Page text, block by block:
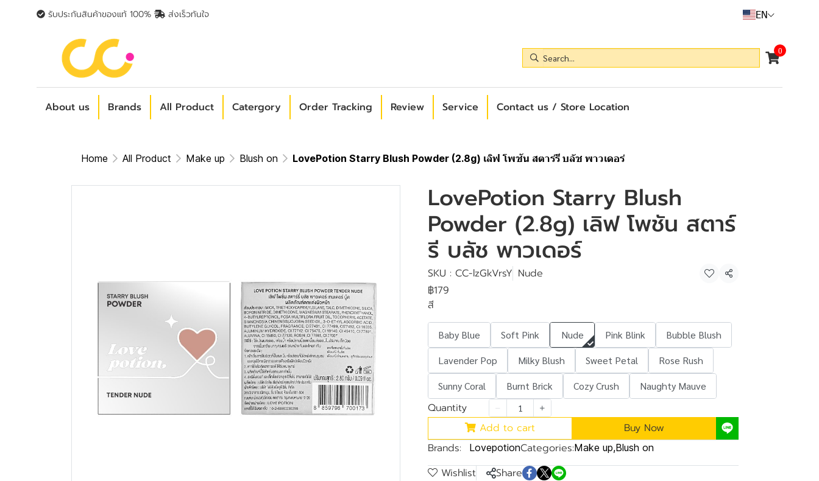
รับประกันสินค้าของแท้ 100% ส่งเร็วทันใจ EN
0
About us Brands All Product Catergory Order Tracking Review Service Contact us / Store Location
Home All Product Make up Blush on LovePotion Starry Blush Powder (2.8g) เลิฟ โพชัน สตาร์รี บลัช พาวเดอร์
LovePotion Starry Blush
Powder (2.8g) เลิฟ โพชัน สตาร์
รี บลัช พาวเดอร์
SKU : CC-lzGkVrsY Nude
Share
฿179
สี
Baby Blue Soft Pink Nude Pink Blink
Bubble Blush
Lavender Pop
Milky Blush Sweet Petal
Rose Rush
Sunny Coral
Burnt Brick Cozy Crush Naughty Mauve
Quantity
Add to cart
Buy Now
Brands:
LovepotionCategories:Make up,Blush on
Wishlist Share